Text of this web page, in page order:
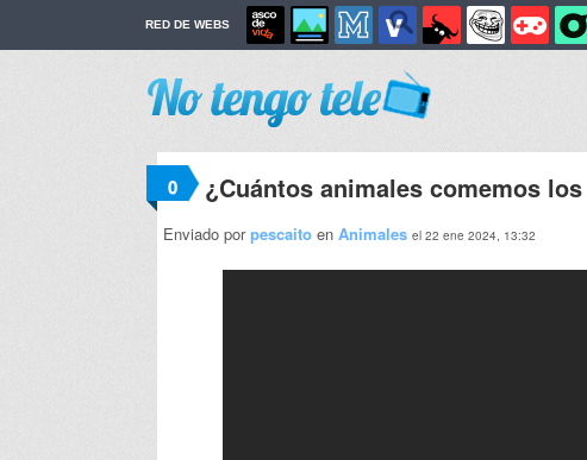
RED DE WEBS
0 ¿Cuántos animales comemos
Enviado porpescaito en Animales el 22 ene 2024, 13:32